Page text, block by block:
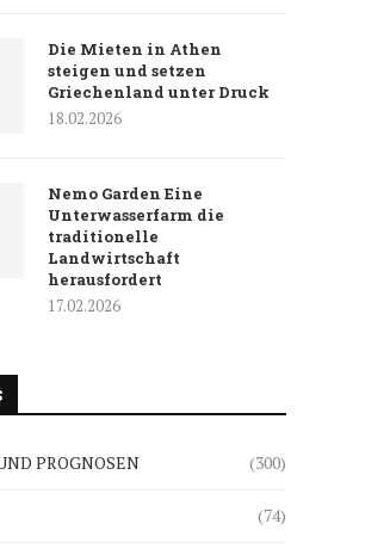
Die Mieten in Athen
steigen und setzen
Griechenland unter Druck
18.02.2026
Nemo Garden Eine
Unterwasserfarm die
traditionelle
Landwirtschaft
herausfordert
17.02.2026
PROGNOSEN (300)
(74)